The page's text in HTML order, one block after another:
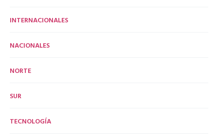
INTERNACIONALES
NACIONALES
NORTE
SUR
TECNOLOGÍA